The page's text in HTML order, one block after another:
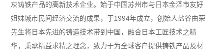
灰铸铁产品的高新技术企业。始于中国苏州市与日本金泽市友好
姐妹城市民间经济交流的成果，于1994年成立，创始人盐谷由荣
先生将日本先进的铸造技术带到中国，融合日本工匠技术之精
华，秉承精益求精之理念，致力于为全球客户提供铸铁产品及材